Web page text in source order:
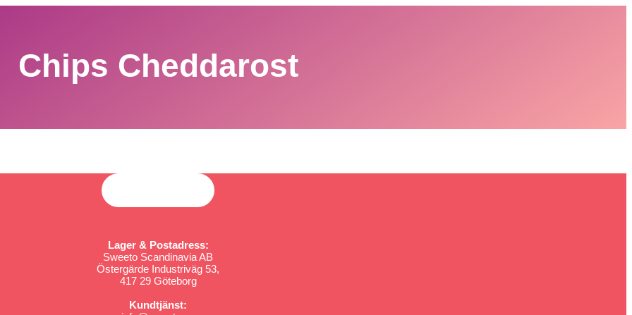
Chips Cheddarost
Lager & Postadress:
Sweeto Scandinavia AB
Östergärde Industriväg 53,
417 29 Göteborg
Kundtjänst: